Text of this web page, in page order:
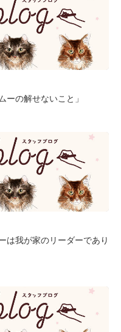
の解せないこと」
は我が家のリーダーであり